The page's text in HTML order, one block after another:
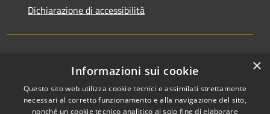
Dichiarazione di accessibilità
Newsletter ×
Informazioni sui cookie
Questo sito web utilizza cookie tecnici e assimilati strettamente
necessari al corretto funzionamento e alla navigazione del sito,
nonché un cookie tecnico analitico al solo fine di elaborare